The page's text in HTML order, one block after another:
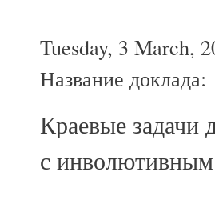
Tuesday, 3 March,
Название доклада:
Краевые задачи
с